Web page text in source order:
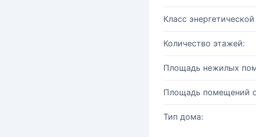
Класс
Количество этажей:
Площадь нежилых
Площадь помещений
Тип дома: